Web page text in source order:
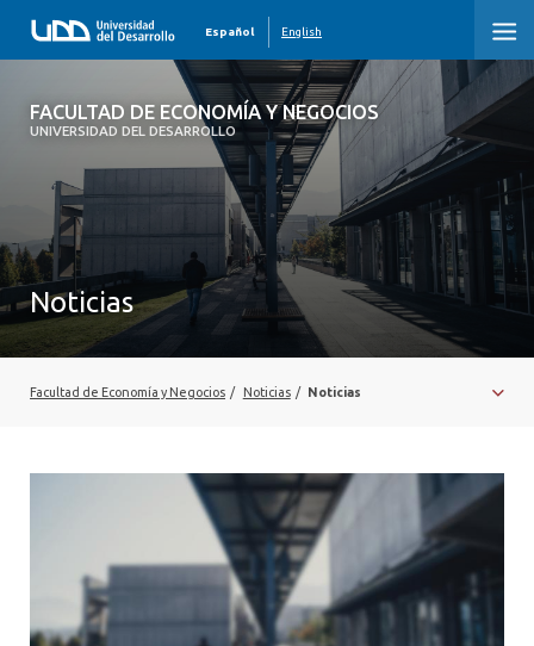
FACULTAD DE ECONOMÍA Y NEGOCIOS
UNIVERSIDAD DEL DESARROLLO
Español English
FACULTAD DE ECONOMÍA Y NEGOCIOS
QUIÉNES SOMOS
PREGRADO
POSTGRADO
DESARROLLO PROFESIONAL
Noticias
Facultad de Economía y Negocios / Noticias / Noticias